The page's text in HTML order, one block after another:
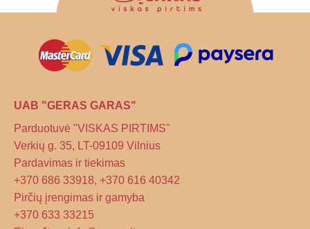
page
page
UAB "GERAS GARAS"
Parduotuvė "VISKAS PIRTIMS"
Verkių g. 35, LT-09109 Vilnius
Pardavimas ir tiekimas
+370 686 33918, +370 616 40342
Pirčių įrengimas ir gamyba
+370 633 33215